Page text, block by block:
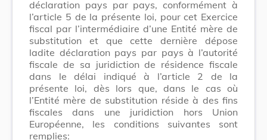
déclaration pays par pays, conformément à
l’article 5 de la présente loi, pour cet Exercice
fiscal par l’intermédiaire d’une Entité mère de
substitution et que cette dernière dépose
ladite déclaration pays par pays à l’autorité
fiscale de sa juridiction de résidence fiscale
dans le délai indiqué à l’article 2 de la
présente loi, dès lors que, dans le cas où
l’Entité mère de substitution réside à des fins
fiscales dans une juridiction hors Union
Européenne, les conditions suivantes sont
remplies: